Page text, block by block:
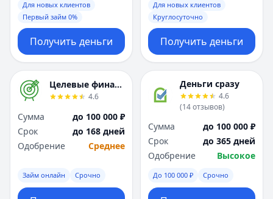
Для новых клиентов
Первый займ 0%
Получить деньги
Для новых клиентов
Круглосуточно
Получить деньги
Целевые финансы
4.6
Сумма
до 100 000 ₽
Срок
до 168 дней
Одобрение
Среднее
Займ онлайн Срочно
Деньги сразу
4.6
(14отзывов)
Сумма
до 100 000 ₽
Срок
до 365 дней
Одобрение
Высокое
До 100 000 ₽ Срочно